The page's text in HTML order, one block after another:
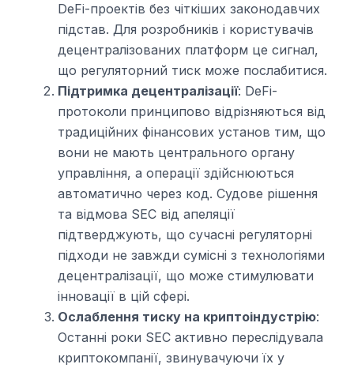
DeFi-проектів без чіткіших законодавчих
підстав. Для розробників і користувачів
децентралізованих платформ це сигнал,
що регуляторний тиск може послабитися.
Підтримка децентралізації: DeFi-
протоколи принципово відрізняються від
традиційних фінансових установ тим, що
вони не мають центрального органу
управління, а операції здійснюються
автоматично через код. Судове рішення
та відмова SEC від апеляції
підтверджують, що сучасні регуляторні
підходи не завжди сумісні з технологіями
децентралізації, що може стимулювати
інновації в цій сфері.
Ослаблення тиску на криптоіндустрію:
Останні роки SEC активно переслідувала
криптокомпанії, звинувачуючи їх у